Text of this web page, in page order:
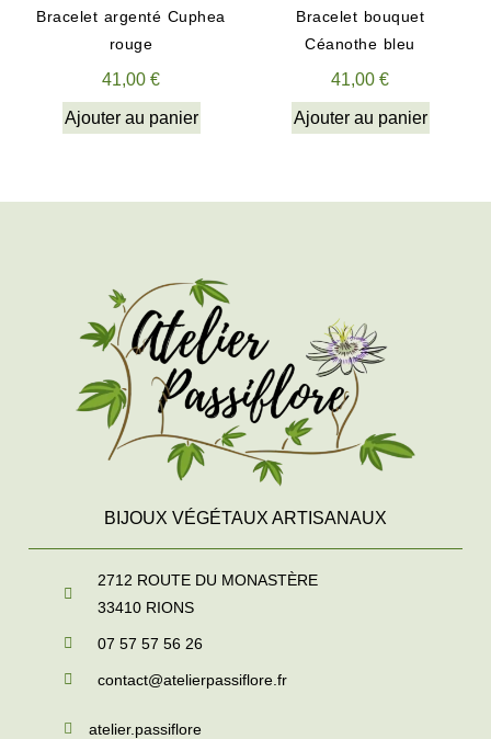
Bracelet argenté Cuphea
rouge
41,00 €
Ajouter au panier
Bracelet bouquet
Céanothe bleu
41,00 €
Ajouter au panier
BIJOUX VÉGÉTAUX ARTISANAUX
2712 ROUTE DU MONASTÈRE
33410 RIONS
07 57 57 56 26
contact@atelierpassiflore.fr
atelier.passiflore